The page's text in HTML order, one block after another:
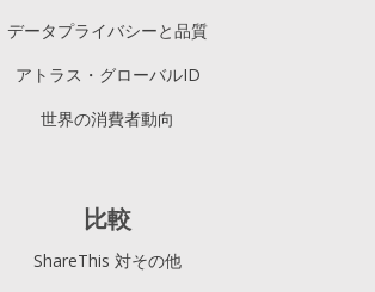
データプライバシーと品質
アトラス・グローバルID
世界の消費者動向
比較
ShareThis 対その他